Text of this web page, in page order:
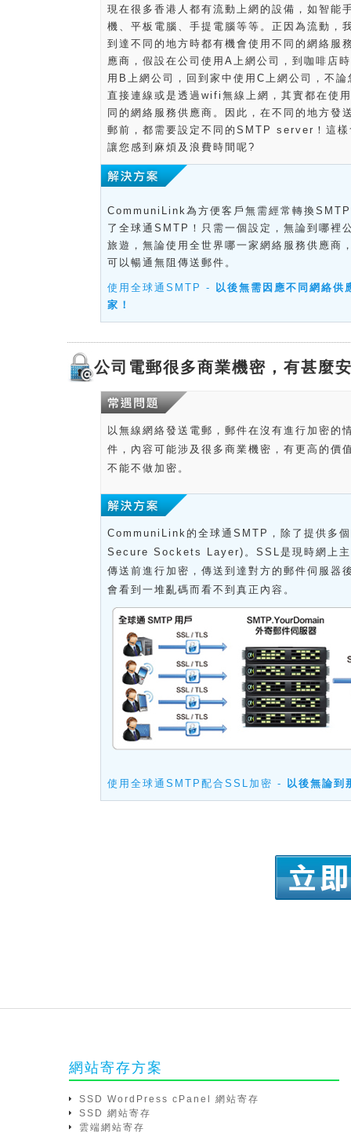
現在很多香港人都有流動上網的設備，如智能
機、平板電腦、手提電腦等等。正因為流動，
到達不同的地方時都有機會使用不同的網絡服
應商，假設在公司使用A上網公司，到咖啡店
用B上網公司，回到家中使用C上網公司，不論
直接連線或是透過wifi無線上網，其實都在使
同的網絡服務供應商。因此，在不同的地方發
郵前，都需要設定不同的SMTP server！這樣
讓您感到麻煩及浪費時間呢?
CommuniLink為方便客戶無需經常轉換
了全球通SMTP！只需一個設定，無論到哪裡
旅遊，無論使用全世界哪一家網絡服務供應商
可以暢通無阻傳送郵件。
使用全球通SMTP - 以後無需因應不同網絡供
家！
公司電郵很多商業機密，有甚麼
以無線網絡發送電郵，郵件在沒有進行加密的
件，內容可能涉及很多商業機密，有更高的價
不能不做加密。
CommuniLink的全球通SMTP，除了提供多
Secure Sockets Layer)。SSL是現時網上主
傳送前進行加密，傳送到達對方的郵件伺服器
會看到一堆亂碼而看不到真正內容。
使用全球通SMTP配合SSL加密 - 以後無論到
網站寄存方案
SSD WordPress cPanel 網站寄存
SSD 網站寄存
雲端網站寄存